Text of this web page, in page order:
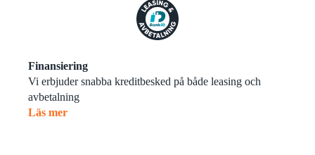
Finansiering
Vi erbjuder snabba kreditbesked på både leasing och
avbetalning
Läs mer